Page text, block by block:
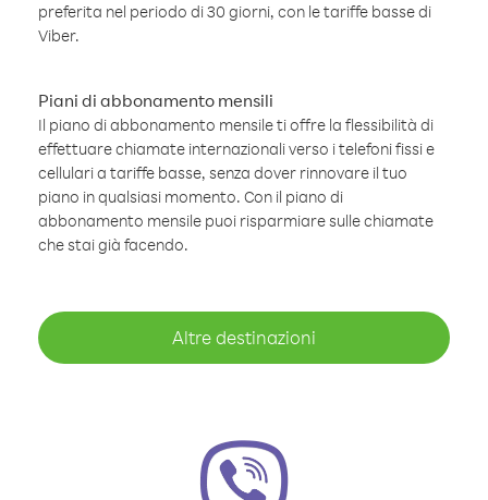
preferita nel periodo di 30 giorni, con le tariffe basse di
Viber.
Piani di abbonamento mensili
Il piano di abbonamento mensile ti offre la flessibilità di
effettuare chiamate internazionali verso i telefoni fissi e
cellulari a tariffe basse, senza dover rinnovare il tuo
piano in qualsiasi momento. Con il piano di
abbonamento mensile puoi risparmiare sulle chiamate
che stai già facendo.
Altre destinazioni